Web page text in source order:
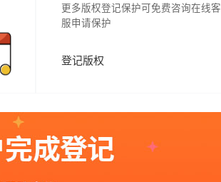
更多版权登记保护可免费咨询在线客
服申请保护
登记版权